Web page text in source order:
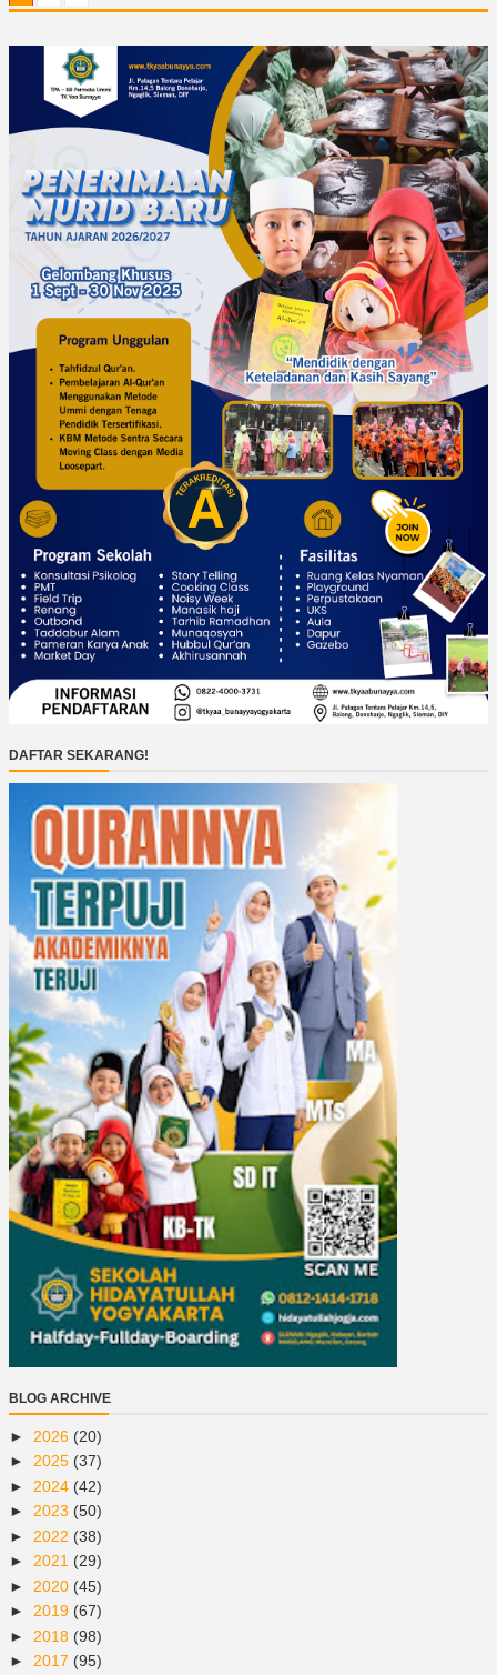
DAFTAR SEKARANG!
BLOG ARCHIVE
► 2026 (20)
► 2025 (37)
► 2024 (42)
► 2023 (50)
► 2022 (38)
► 2021 (29)
► 2020 (45)
► 2019 (67)
► 2018 (98)
► 2017 (95)